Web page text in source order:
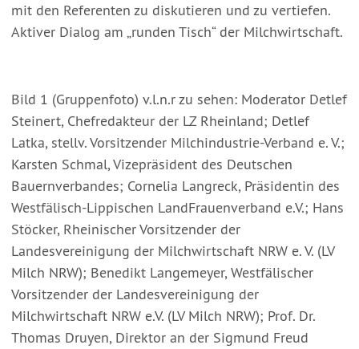
mit den Referenten zu diskutieren und zu vertiefen.
Aktiver Dialog am „runden Tisch“ der Milchwirtschaft.
Bild 1 (Gruppenfoto) v.l.n.r zu sehen: Moderator Detlef
Steinert, Chefredakteur der LZ Rheinland; Detlef
Latka, stellv. Vorsitzender Milchindustrie-Verband e. V.;
Karsten Schmal, Vizepräsident des Deutschen
Bauernverbandes; Cornelia Langreck, Präsidentin des
Westfälisch-Lippischen LandFrauenverband e.V.; Hans
Stöcker, Rheinischer Vorsitzender der
Landesvereinigung der Milchwirtschaft NRW e. V. (LV
Milch NRW); Benedikt Langemeyer, Westfälischer
Vorsitzender der Landesvereinigung der
Milchwirtschaft NRW e.V. (LV Milch NRW); Prof. Dr.
Thomas Druyen, Direktor an der Sigmund Freud